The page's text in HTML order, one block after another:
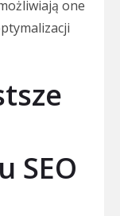
one
SEO